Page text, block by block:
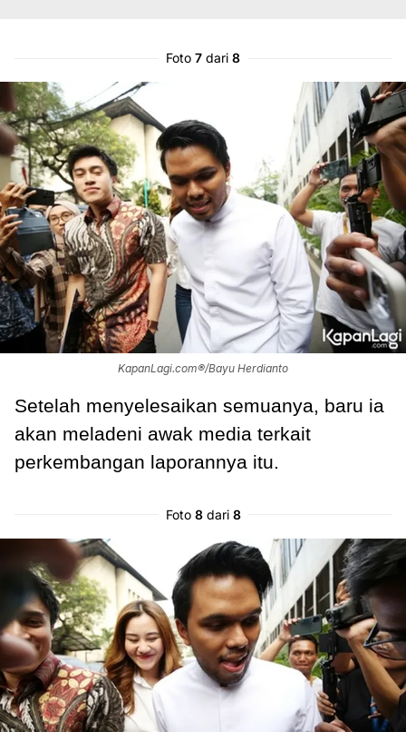
Foto 7 dari 8
KapanLagi.com®/Bayu Herdianto
Setelah menyelesaikan semuanya, baru ia
akan meladeni awak media terkait
perkembangan laporannya itu.
Foto 8dari 8